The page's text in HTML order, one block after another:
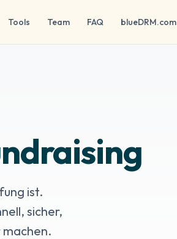
Tools Team FAQ blueDRM.com
ist.
sicher,